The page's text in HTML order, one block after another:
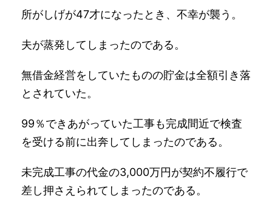
所がしげが47才になったとき、不幸が襲う。
夫が蒸発してしまったのである。
無借金経営をしていたものの貯金は全額引き落
とされていた。
99％できあがっていた工事も完成間近で検査
を受ける前に出奔してしまったのである。
未完成工事の代金の3,000万円が契約不履行で
差し押さえられてしまったのである。